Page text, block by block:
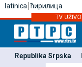
latinica ћирилица
TV UŽIVO
Republika Srpska